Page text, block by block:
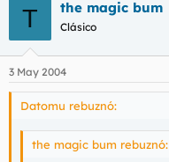
T the magic bum
Clásico
3 May 2004
Datomu rebuznó:
the magic bum rebuznó: